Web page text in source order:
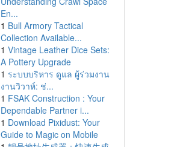
En...
1 Bull Armory Tactical
Collection Available...
1 Vintage Leather Dice Sets:
A Pottery Upgrade
1 ระบบบริหาร ดูแล ผู้ร่วมงาน
งานวิวาห์: ช่...
1 FSAK Construction : Your
Dependable Partner i...
1 Download Pixidust: Your
Guide to Magic on Mobile